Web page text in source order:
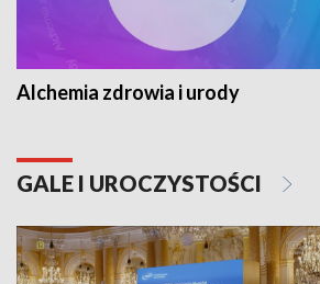
Alchemia zdrowia i urody
GALE I UROCZYSTOŚCI